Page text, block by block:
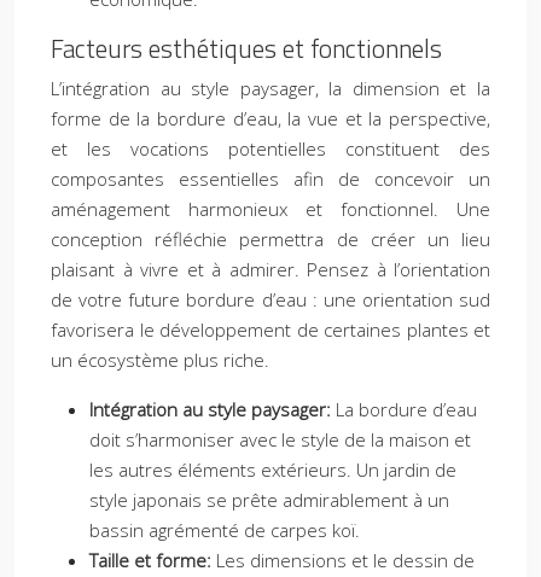
Facteurs esthétiques et fonctionnels
L’intégration au style paysager, la dimension et la
forme de la bordure d’eau, la vue et la perspective,
et les vocations potentielles constituent des
composantes essentielles afin de concevoir un
aménagement harmonieux et fonctionnel. Une
conception réfléchie permettra de créer un lieu
plaisant à vivre et à admirer. Pensez à l’orientation
de votre future bordure d’eau : une orientation sud
favorisera le développement de certaines plantes et
un écosystème plus riche.
Intégration au style paysager: La bordure d’eau
doit s’harmoniser avec le style de la maison et
les autres éléments extérieurs. Un jardin de
style japonais se prête admirablement à un
bassin agrémenté de carpes koï.
Taille et forme: Les dimensions et le dessin de